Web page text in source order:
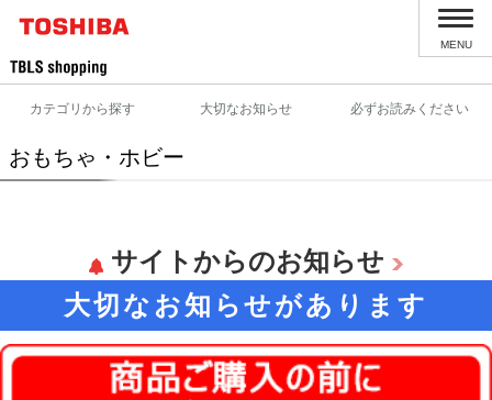
MENU
カテゴリから探す 大切なお知らせ 必ずお読みください
おもちゃ・ホビー
サイトからのお知らせ
大切なお知らせがあります